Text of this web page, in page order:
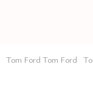
Tom Ford Tom Ford